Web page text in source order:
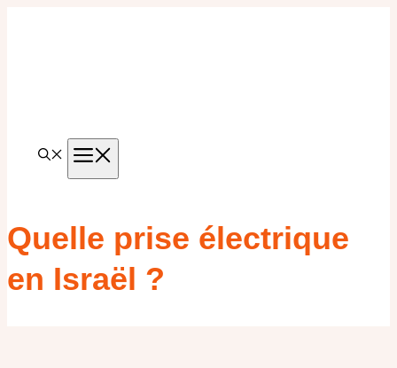
Quelle prise électrique
en Israël ?